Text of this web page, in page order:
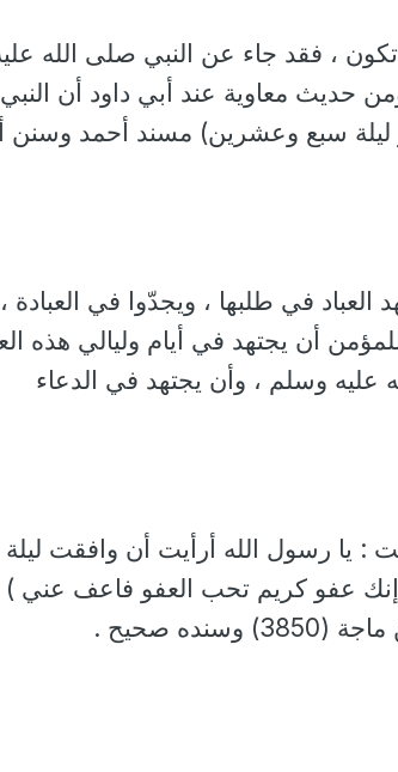
، فقد جاء عن النبي صلى الله
معاوية عند أبي داود أن النبي
ليلة سبع وعشرين) مسند أحمد وسنن
العباد في طلبها ، ويجدّوا في العبادة
أن يجتهد في أيام وليالي هذه
عليه وسلم ، وأن يجتهد في الدعاء
يا رسول الله أرأيت أن وافقت ليلة
إنك عفو كريم تحب العفو فاعف عني )